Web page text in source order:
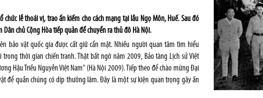
lễ thoái vị, trao ấn kiếm cho cách mạng tại lầu Ngọ Môn, Huế. Sau đó
chủ Cộng Hòa tiếp quản để chuyển ra thủ đô Hà Nội.
bảo vật quốc gia được cất giữ cẩn mật. Nhiều người quan tâm tìm hiểu
thời gian chiến tranh. Thật bất ngờ năm 2009, Bảo tàng Lịch sử Việt
Hậu Triều Nguyễn Việt Nam" (Hà Nội 2009). Tiếp theo để chào mừng Đại
để quần chúng có dịp thưởng lãm. Đây là một sự kiện quan trọng gây ấn